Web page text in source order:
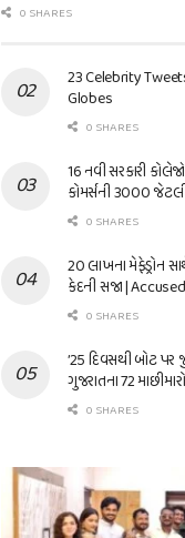
0 SHARES
23 Celebrity
Globes
0 SHARES
16 નવી સરકારી
કોમર્સની 3000
0 SHARES
20 લાખના મેફેડ્રોન
કેદની સજા |
0 SHARES
’25 દિવસથી બોટ પર
ગુજરાતના 72
0 SHARES